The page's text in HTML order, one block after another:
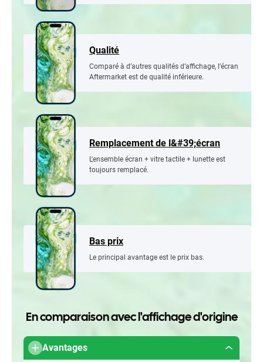
Qualité
Comparé à d’autres qualités d’affichage, l’écran
Aftermarket est de qualité inférieure.
Remplacement de l&#39;écran
L'ensemble écran + vitre tactile + lunette est
toujours remplacé.
Bas prix
Le principal avantage est le prix bas.
En comparaison avec l'affichage d'origine
Avantages